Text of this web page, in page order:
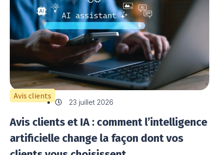
Avis clients
23 juillet 2026
Avis clients et IA : comment l’intelligence
artificielle change la façon dont vos